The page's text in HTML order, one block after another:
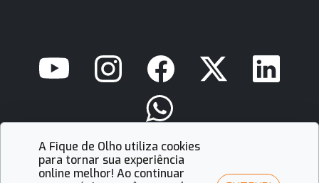
contato@fiquedeolho.com.br
A Fique de Olho utiliza cookies
para tornar sua experiência
online melhor! Ao continuar